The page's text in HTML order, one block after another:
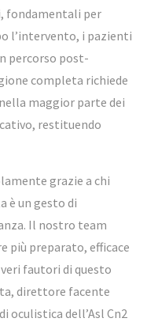
fondamentali per
l’intervento, i pazienti
percorso post-
completa richiede
maggior parte dei
restituendo
grazie a chi
è un gesto di
Il nostro team
più preparato, efficace
fautori di questo
direttore facente
oculistica dell’Asl Cn2